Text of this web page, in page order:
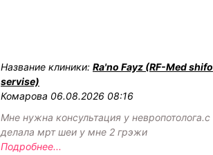
Название клиники: Ra'no Fayz (RF-Med shifo
servise)
Комарова 06.08.2026 08:16
Мне нужна консультация у невропотолога.с
делала мрт шеи у мне 2 грэжи
Подробнее...